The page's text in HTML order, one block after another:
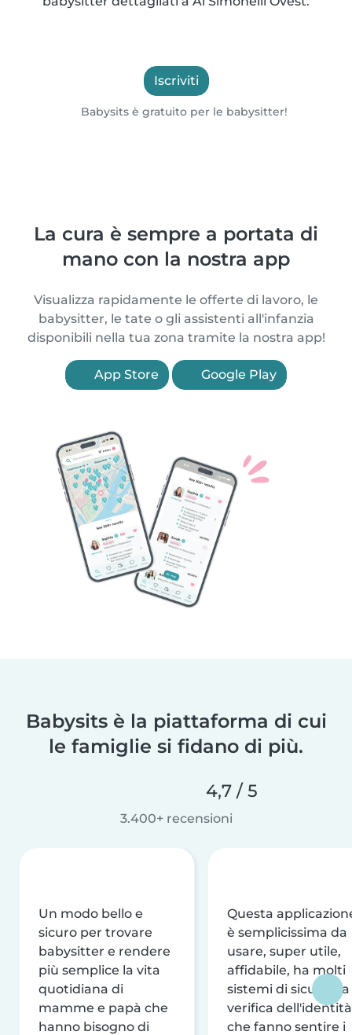
Iscriviti
Babysits è gratuito per le babysitter!
La cura è sempre a portata di
mano con la nostra app
Visualizza rapidamente le offerte di lavoro, le
babysitter, le tate o gli assistenti all'infanzia
disponibili nella tua zona tramite la nostra app!
App Store Google Play
Babysits è la piattaforma di cui
le famiglie si fidano di più.
4,7 / 5
3.400+ recensioni
Un modo bello e
sicuro per trovare
babysitter e rendere
più semplice la vita
quotidiana di
mamme e papà che
hanno bisogno di
Questa
è semplicissima da
usare, super utile,
affidabile, ha molti
sistemi di sicurezza
verifica dell'identità
che fanno sentire i